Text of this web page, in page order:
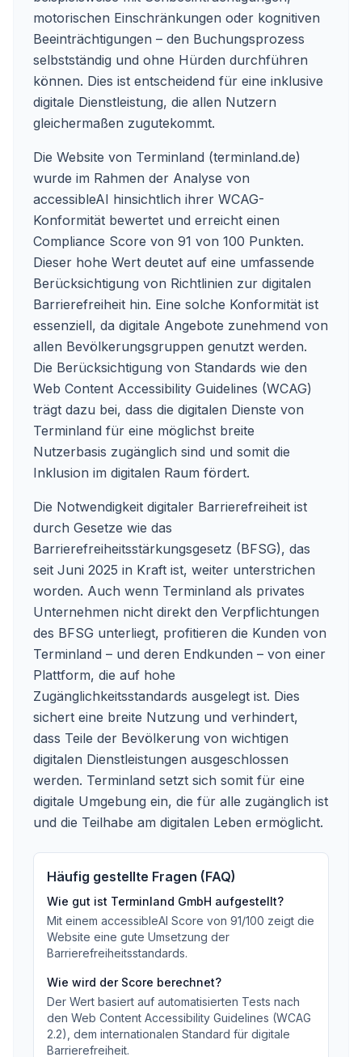
motorischen Einschränkungen oder kognitiven
Beeinträchtigungen – den Buchungsprozess
selbstständig und ohne Hürden durchführen
können. Dies ist entscheidend für eine inklusive
digitale Dienstleistung, die allen Nutzern
gleichermaßen zugutekommt.
Die Website von Terminland (terminland.de)
wurde im Rahmen der Analyse von
accessibleAI hinsichtlich ihrer WCAG-
Konformität bewertet und erreicht einen
Compliance Score von 91 von 100 Punkten.
Dieser hohe Wert deutet auf eine umfassende
Berücksichtigung von Richtlinien zur digitalen
Barrierefreiheit hin. Eine solche Konformität ist
essenziell, da digitale Angebote zunehmend von
allen Bevölkerungsgruppen genutzt werden.
Die Berücksichtigung von Standards wie den
Web Content Accessibility Guidelines (WCAG)
trägt dazu bei, dass die digitalen Dienste von
Terminland für eine möglichst breite
Nutzerbasis zugänglich sind und somit die
Inklusion im digitalen Raum fördert.
Die Notwendigkeit digitaler Barrierefreiheit ist
durch Gesetze wie das
Barrierefreiheitsstärkungsgesetz (BFSG), das
seit Juni 2025 in Kraft ist, weiter unterstrichen
worden. Auch wenn Terminland als privates
Unternehmen nicht direkt den Verpflichtungen
des BFSG unterliegt, profitieren die Kunden von
Terminland – und deren Endkunden – von einer
Plattform, die auf hohe
Zugänglichkeitsstandards ausgelegt ist. Dies
sichert eine breite Nutzung und verhindert,
dass Teile der Bevölkerung von wichtigen
digitalen Dienstleistungen ausgeschlossen
werden. Terminland setzt sich somit für eine
digitale Umgebung ein, die für alle zugänglich ist
und die Teilhabe am digitalen Leben ermöglicht.
Häufig gestellte Fragen (FAQ)
Wie gut ist Terminland GmbH aufgestellt?
Mit einem accessibleAI Score von 91/100 zeigt die
Website eine gute Umsetzung der
Barrierefreiheitsstandards.
Wie wird der Score berechnet?
Der Wert basiert auf automatisierten Tests nach
den Web Content Accessibility Guidelines (WCAG
2.2), dem internationalen Standard für digitale
Barrierefreiheit.